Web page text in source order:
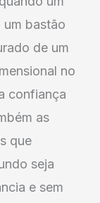
bastão
de um
no
confiança
as
que
seja
e sem